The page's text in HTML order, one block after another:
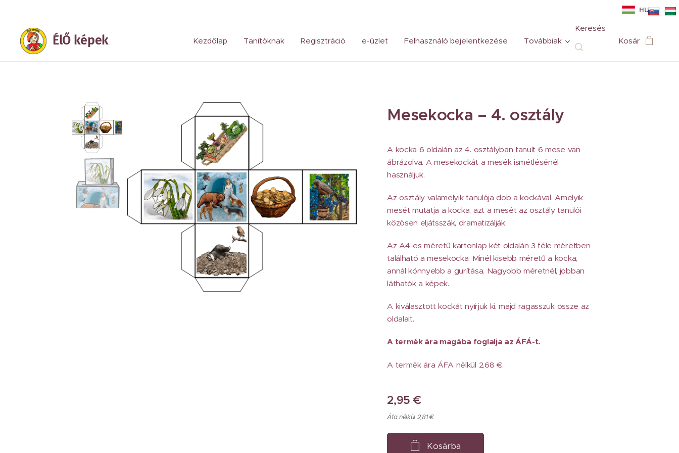
HU
ÉlŐ képek Kezdőlap Tanítóknak Regisztráció e-üzlet Felhasználó bejelentkezése Továbbiak
Keresés
Kosár
Mesekocka – 4. osztály
A kocka 6 oldalán az 4. osztályban tanult 6 mese van
ábrázolva. A mesekockát a mesék ismétlésénél
használjuk.
Az osztály valamelyik tanulója dob a kockával. Amelyik
mesét mutatja a kocka, azt a mesét az osztály tanulói
közösen eljátsszák, dramatizálják.
Az A4-es méretű kartonlap két oldalán 3 féle méretben
található a mesekocka. Minél kisebb méretű a kocka,
annál könnyebb a gurítása. Nagyobb méretnél, jobban
láthatók a képek.
A kiválasztott kockát nyírjuk ki, majd ragasszuk össze az
oldalait.
A termék ára magába foglalja az ÁFÁ-t.
A termék ára ÁFA nélkül 2,68 €.
2,95 €
Áfa nélkül 2,81 €
Kosárba